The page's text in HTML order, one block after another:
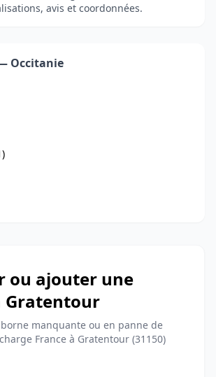
avis et coordonnées.
Occitanie
ou ajouter une
Gratentour
manquante ou en panne de
France à Gratentour (31150)